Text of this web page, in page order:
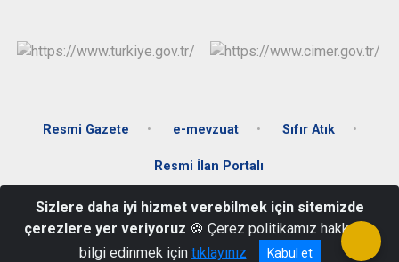
Resmi Gazete e-mevzuat Sıfır Atık
Resmi İlan Portalı
Konak Mahallesi İsmet İnönü Cad. No:2 Söke/AYDIN
0 256 518 10 21
Sizlere daha iyi hizmet verebilmek için sitemizde
çerezlere yer veriyoruz 🍪 Çerez politikamız hakkında
bilgi edinmek için tıklayınız Kabul et